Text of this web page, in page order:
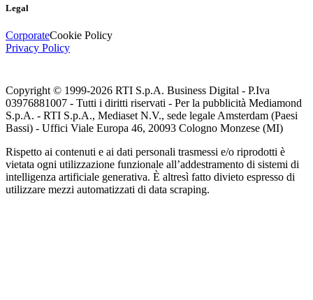
Legal
CorporateCookie Policy
Privacy Policy
Copyright © 1999-2026 RTI S.p.A. Business Digital - P.Iva
03976881007 - Tutti i diritti riservati - Per la pubblicità Mediamond
S.p.A. - RTI S.p.A., Mediaset N.V., sede legale Amsterdam (Paesi
Bassi) - Uffici Viale Europa 46, 20093 Cologno Monzese (MI)
Rispetto ai contenuti e ai dati personali trasmessi e/o riprodotti è
vietata ogni utilizzazione funzionale all’addestramento di sistemi di
intelligenza artificiale generativa. È altresì fatto divieto espresso di
utilizzare mezzi automatizzati di data scraping.